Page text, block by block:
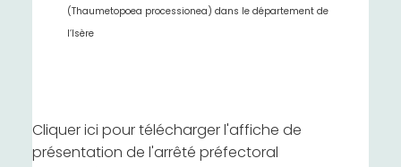
(Thaumetopoea processionea) dans le département de
l’Isère
Cliquer ici pour télécharger l'affiche de
présentation de l'arrêté préfectoral